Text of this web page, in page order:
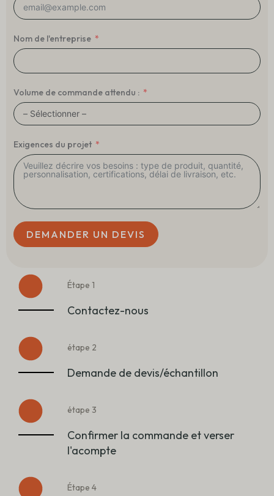
Nom de l'entreprise
Volume de commande attendu :
Exigences du projet
DEMANDER UN DEVIS
Étape 1
Contactez-nous
étape 2
Demande de devis/échantillon
étape 3
Confirmer la commande et verser
l'acompte
Étape 4